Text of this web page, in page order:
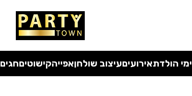
מבצע קיץ! כל המוצרים ללא מע"מעד סוף החודש
ימי הולדתאירועיםעיצוב שולחןאפייהקישוטיםחגים